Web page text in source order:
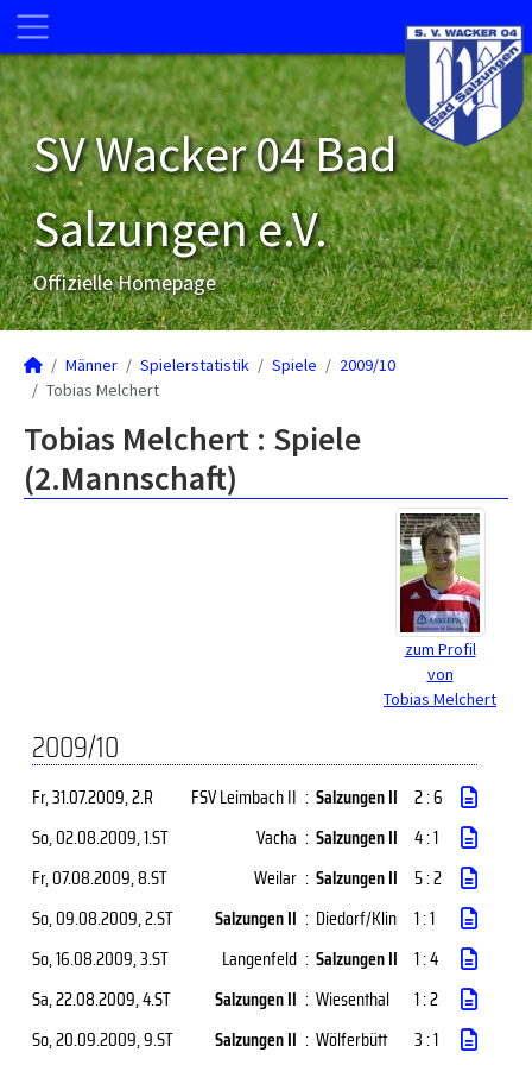
SV Wacker 04 Bad
Salzungen e.V.
Offizielle Homepage
Männer Spielerstatistik Spiele
2009/10
Tobias Melchert
Tobias Melchert : Spiele
(2.Mannschaft)
zum Profil
von
Tobias Melchert
2009/10
Fr, 31.07.2009, 2.R FSV Leimbach II : Salzungen II 2 : 6
So, 02.08.2009, 1.ST Vacha : Salzungen II 4 : 1
Fr, 07.08.2009, 8.ST Weilar : Salzungen II 5 : 2
So, 09.08.2009, 2.ST Salzungen II : Diedorf/Klin 1 : 1
So, 16.08.2009, 3.ST Langenfeld : Salzungen II 1 : 4
Sa, 22.08.2009, 4.ST Salzungen II : Wiesenthal
1 : 2
So, 20.09.2009, 9.ST Salzungen II : Wölferbütt 3 : 1